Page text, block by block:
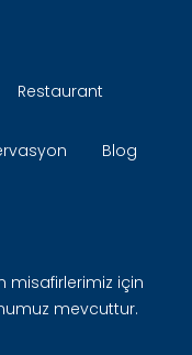
Restaurant
Blog
misafirlerimiz için
mevcuttur.